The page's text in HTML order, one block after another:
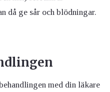
då ge sår och blödningar.
med din läkare